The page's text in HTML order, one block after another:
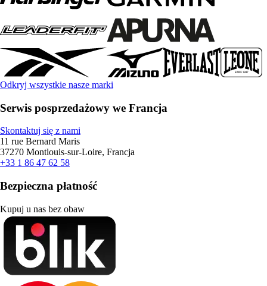
Odkryj wszystkie nasze marki
Serwis posprzedażowy we Francja
Skontaktuj się z nami
11 rue Bernard Maris
37270 Montlouis-sur-Loire, Francja
+33 1 86 47 62 58
Bezpieczna płatność
Kupuj u nas bez obaw